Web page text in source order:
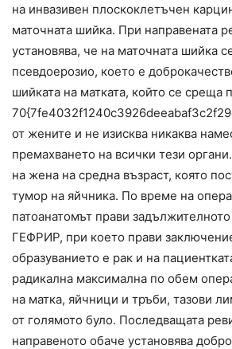
на инвазивен плоскоклетъчен
маточната шийка. При направената
установява, че на маточната шийка
псевдоерозио, което е
шийката на матката, който се среща
от жените и не изисква никаква
премахването на всички тези
на жена на средна възраст, която
тумор на яйчника. По време на
патоанатомът прави
ГЕФРИР, при което прави
образуванието е рак и на
радикална максимална по обем
на матка, яйчници и тръби, тазови
от голямото було. Последващата
направеното обаче установява